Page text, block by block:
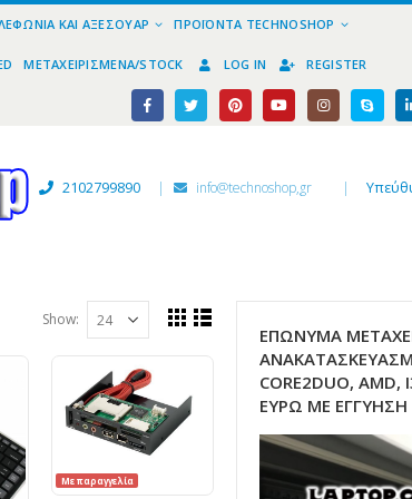
ΚΑΙ ΑΞΕΣΟΥΆΡ ΠΡΟΪΌΝΤΑ TECHNOSHOP
ΜΕΤΑΧΕΙΡΙΣΜΈΝΑ/STOCK LOG IN REGISTER
2102799890 | info@technoshop,gr |
Show:
Με παραγγελία
ΕΠΏΝΥΜΑ
CORE2DUO,
ΕΥΡΏ ΜΕ